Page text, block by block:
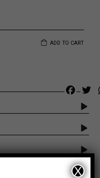
ADD TO CART
X